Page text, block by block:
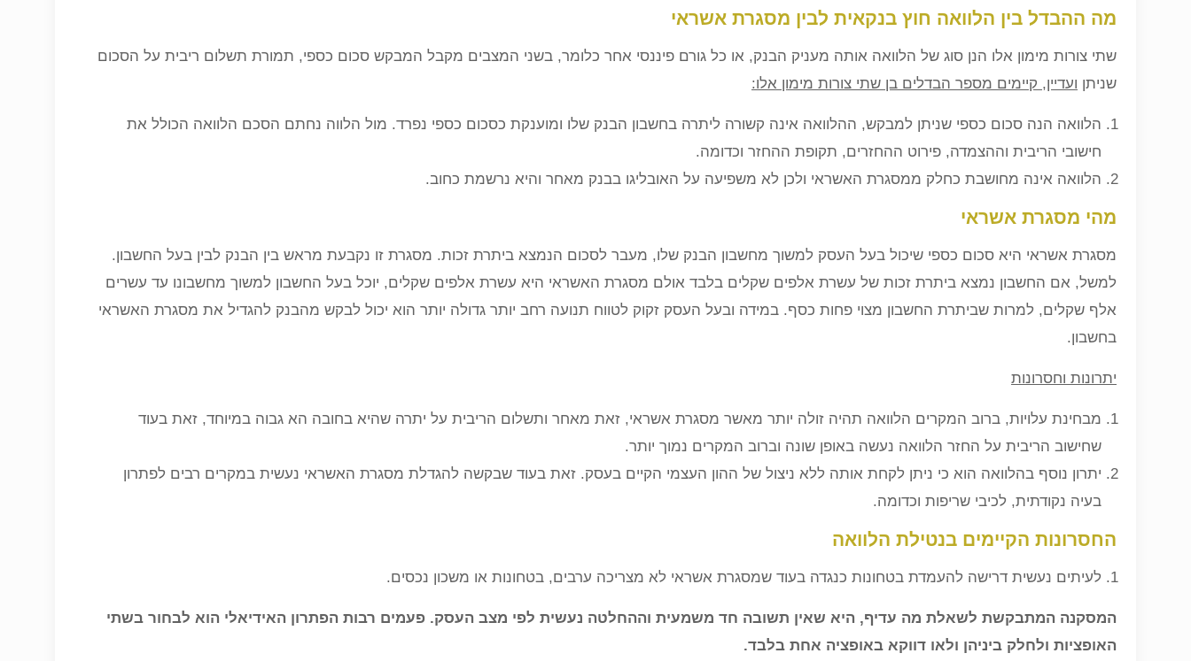
מה ההבדל בין הלוואה חוץ בנקאית לבין מסגרת אשראי
שתי צורות מימון אלו הנן סוג של הלוואה אותה מעניק הבנק, או כל גורם פיננסי אחר כלומר, בשני המצבים מקבל המבקש סכום כספי, תמורת תשלום ריבית על הסכום
שניתן ועדיין, קיימים מספר הבדלים בן שתי צורות מימון אלו:
הלוואה הנה סכום כספי שניתן למבקש, ההלוואה אינה קשורה ליתרה בחשבון הבנק שלו ומוענקת כסכום כספי נפרד. מול הלווה נחתם הסכם הלוואה הכולל את
חישובי הריבית וההצמדה, פירוט ההחזרים, תקופת ההחזר וכדומה.
הלוואה אינה מחושבת כחלק ממסגרת האשראי ולכן לא משפיעה על האובליגו בבנק מאחר והיא נרשמת כחוב.
מהי מסגרת אשראי
מסגרת אשראי היא סכום כספי שיכול בעל העסק למשוך מחשבון הבנק שלו, מעבר לסכום הנמצא ביתרת זכות. מסגרת זו נקבעת מראש בין הבנק לבין בעל החשבון.
למשל, אם החשבון נמצא ביתרת זכות של עשרת אלפים שקלים בלבד אולם מסגרת האשראי היא עשרת אלפים שקלים, יוכל בעל החשבון למשוך מחשבונו עד עשרים
אלף שקלים, למרות שביתרת החשבון מצוי פחות כסף. במידה ובעל העסק זקוק לטווח תנועה רחב יותר גדולה יותר הוא יכול לבקש מהבנק להגדיל את מסגרת האשראי
בחשבון.
יתרונות וחסרונות
מבחינת עלויות, ברוב המקרים הלוואה תהיה זולה יותר מאשר מסגרת אשראי, זאת מאחר ותשלום הריבית על יתרה שהיא בחובה הא גבוה במיוחד, זאת בעוד
שחישוב הריבית על החזר הלוואה נעשה באופן שונה וברוב המקרים נמוך יותר.
יתרון נוסף בהלוואה הוא כי ניתן לקחת אותה ללא ניצול של ההון העצמי הקיים בעסק. זאת בעוד שבקשה להגדלת מסגרת האשראי נעשית במקרים רבים לפתרון
בעיה נקודתית, לכיבי שריפות וכדומה.
החסרונות הקיימים בנטילת הלוואה
לעיתים נעשית דרישה להעמדת בטחונות כנגדה בעוד שמסגרת אשראי לא מצריכה ערבים, בטחונות או משכון נכסים.
המסקנה המתבקשת לשאלת מה עדיף, היא שאין תשובה חד משמעית וההחלטה נעשית לפי מצב העסק. פעמים רבות הפתרון האידיאלי הוא לבחור בשתי
האופציות ולחלק ביניהן ולאו דווקא באופציה אחת בלבד.